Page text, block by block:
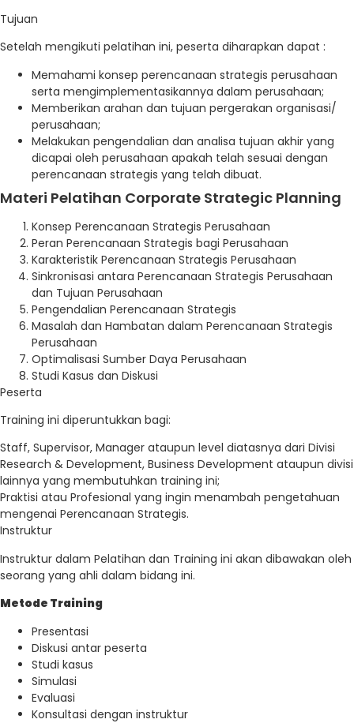
Tujuan
Setelah mengikuti pelatihan ini, peserta diharapkan dapat :
Memahami konsep perencanaan strategis perusahaan
serta mengimplementasikannya dalam perusahaan;
Memberikan arahan dan tujuan pergerakan organisasi/
perusahaan;
Melakukan pengendalian dan analisa tujuan akhir yang
dicapai oleh perusahaan apakah telah sesuai dengan
perencanaan strategis yang telah dibuat.
Materi Pelatihan Corporate Strategic Planning
Konsep Perencanaan Strategis Perusahaan
Peran Perencanaan Strategis bagi Perusahaan
Karakteristik Perencanaan Strategis Perusahaan
Sinkronisasi antara Perencanaan Strategis Perusahaan
dan Tujuan Perusahaan
Pengendalian Perencanaan Strategis
Masalah dan Hambatan dalam Perencanaan Strategis
Perusahaan
Optimalisasi Sumber Daya Perusahaan
Studi Kasus dan Diskusi
Peserta
Training ini diperuntukkan bagi:
Staff, Supervisor, Manager ataupun level diatasnya dari Divisi
Research & Development, Business Development ataupun divisi
lainnya yang membutuhkan training ini;
Praktisi atau Profesional yang ingin menambah pengetahuan
mengenai Perencanaan Strategis.
Instruktur
Instruktur dalam Pelatihan dan Training ini akan dibawakan oleh
seorang yang ahli dalam bidang ini.
Metode Training
Presentasi
Diskusi antar peserta
Studi kasus
Simulasi
Evaluasi
Konsultasi dengan instruktur